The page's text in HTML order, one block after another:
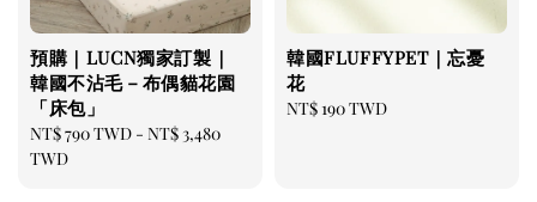
預購｜LUCN獨家訂製｜
韓國不沾毛－布偶貓花園
「床包」
Regular
price
NT$ 790 TWD - NT$ 3,480
TWD
韓國FLUFFYPET｜忘憂
花
Regular
NT$ 190 TWD